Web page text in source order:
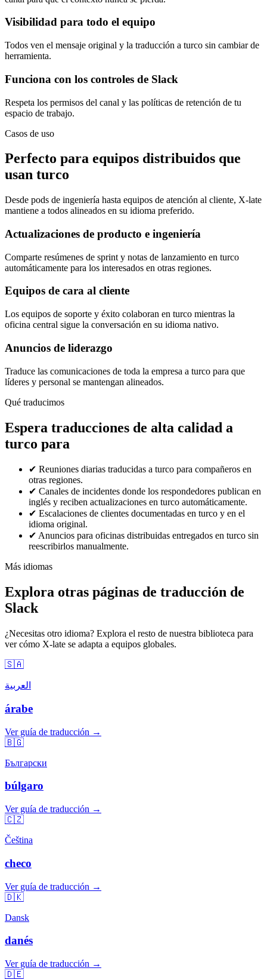
Visibilidad para todo el equipo
Todos ven el mensaje original y la traducción a turco sin cambiar de
herramienta.
Funciona con los controles de Slack
Respeta los permisos del canal y las políticas de retención de tu
espacio de trabajo.
Casos de uso
Perfecto para equipos distribuidos que
usan turco
Desde pods de ingeniería hasta equipos de atención al cliente, X-late
mantiene a todos alineados en su idioma preferido.
Actualizaciones de producto e ingeniería
Comparte resúmenes de sprint y notas de lanzamiento en turco
automáticamente para los interesados en otras regiones.
Equipos de cara al cliente
Los equipos de soporte y éxito colaboran en turco mientras la
oficina central sigue la conversación en su idioma nativo.
Anuncios de liderazgo
Traduce las comunicaciones de toda la empresa a turco para que
líderes y personal se mantengan alineados.
Qué traducimos
Espera traducciones de alta calidad a
turco para
✔ Reuniones diarias traducidas a turco para compañeros en
otras regiones.
✔ Canales de incidentes donde los respondedores publican en
inglés y reciben actualizaciones en turco automáticamente.
✔ Escalaciones de clientes documentadas en turco y en el
idioma original.
✔ Anuncios para oficinas distribuidas entregados en turco sin
reescribirlos manualmente.
Más idiomas
Explora otras páginas de traducción de
Slack
¿Necesitas otro idioma? Explora el resto de nuestra biblioteca para
ver cómo X-late se adapta a equipos globales.
🇸🇦
العربية
árabe
Ver guía de traducción →
🇧🇬
Български
búlgaro
Ver guía de traducción →
🇨🇿
Čeština
checo
Ver guía de traducción →
🇩🇰
Dansk
danés
Ver guía de traducción →
🇩🇪